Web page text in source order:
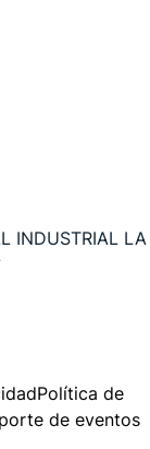
INDUSTRIAL LA
Política de
de eventos